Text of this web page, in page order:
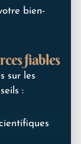
bien-
fiables
sur les
: